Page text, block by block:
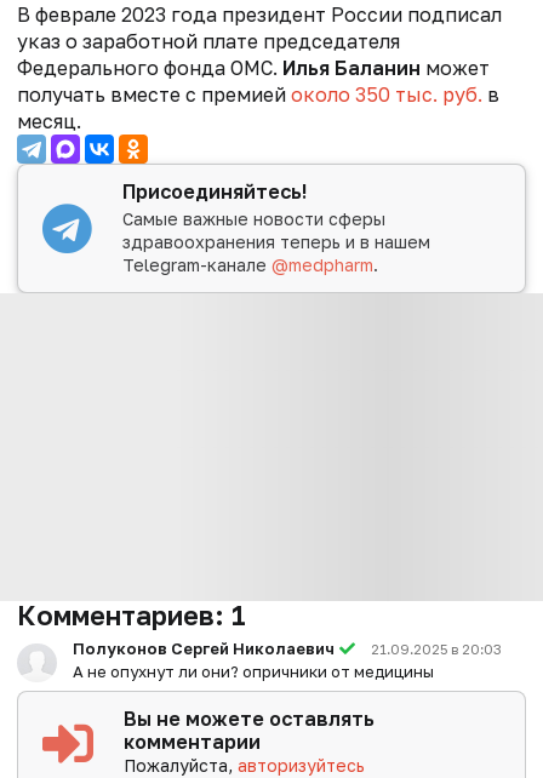
В феврале 2023 года президент России подписал
указ о заработной плате председателя
Федерального фонда ОМС. Илья Баланин может
получать вместе с премией около 350 тыс. руб. в
месяц.
Присоединяйтесь!
Самые важные новости сферы
здравоохранения теперь и в нашем
Telegram-канале@medpharm.
Комментариев: 1
Полуконов Сергей Николаевич 21.09.2025 в 20:03
А не опухнут ли они? опричники от медицины
Вы не можете оставлять
комментарии
Пожалуйста,авторизуйтесь